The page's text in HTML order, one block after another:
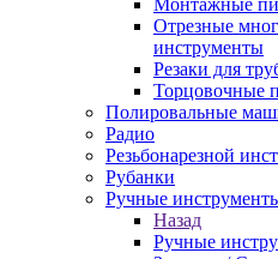
Монтажные
Отрезные
инструменты
Резаки для
Торцовочные
Полировальные
Радио
Резьбонарезной
Рубанки
Ручные
Назад
Ручные